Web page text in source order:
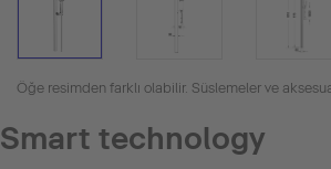
Öğe resimden farklı olabilir. Süslemeler ve
Smart technology